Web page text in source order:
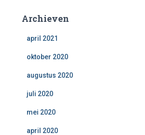
Archieven
april 2021
oktober 2020
augustus 2020
juli 2020
mei 2020
april 2020